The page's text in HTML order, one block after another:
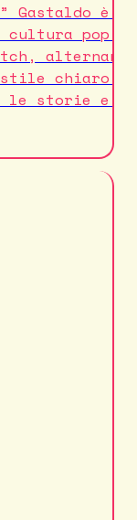
Gastaldo
pop.
chiaro e
storie e i